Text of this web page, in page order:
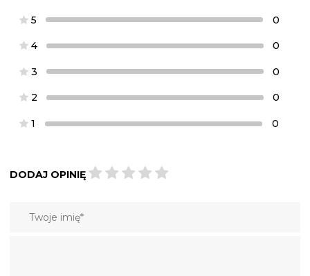
5 0
4 0
3 0
2 0
1 0
DODAJ OPINIĘ